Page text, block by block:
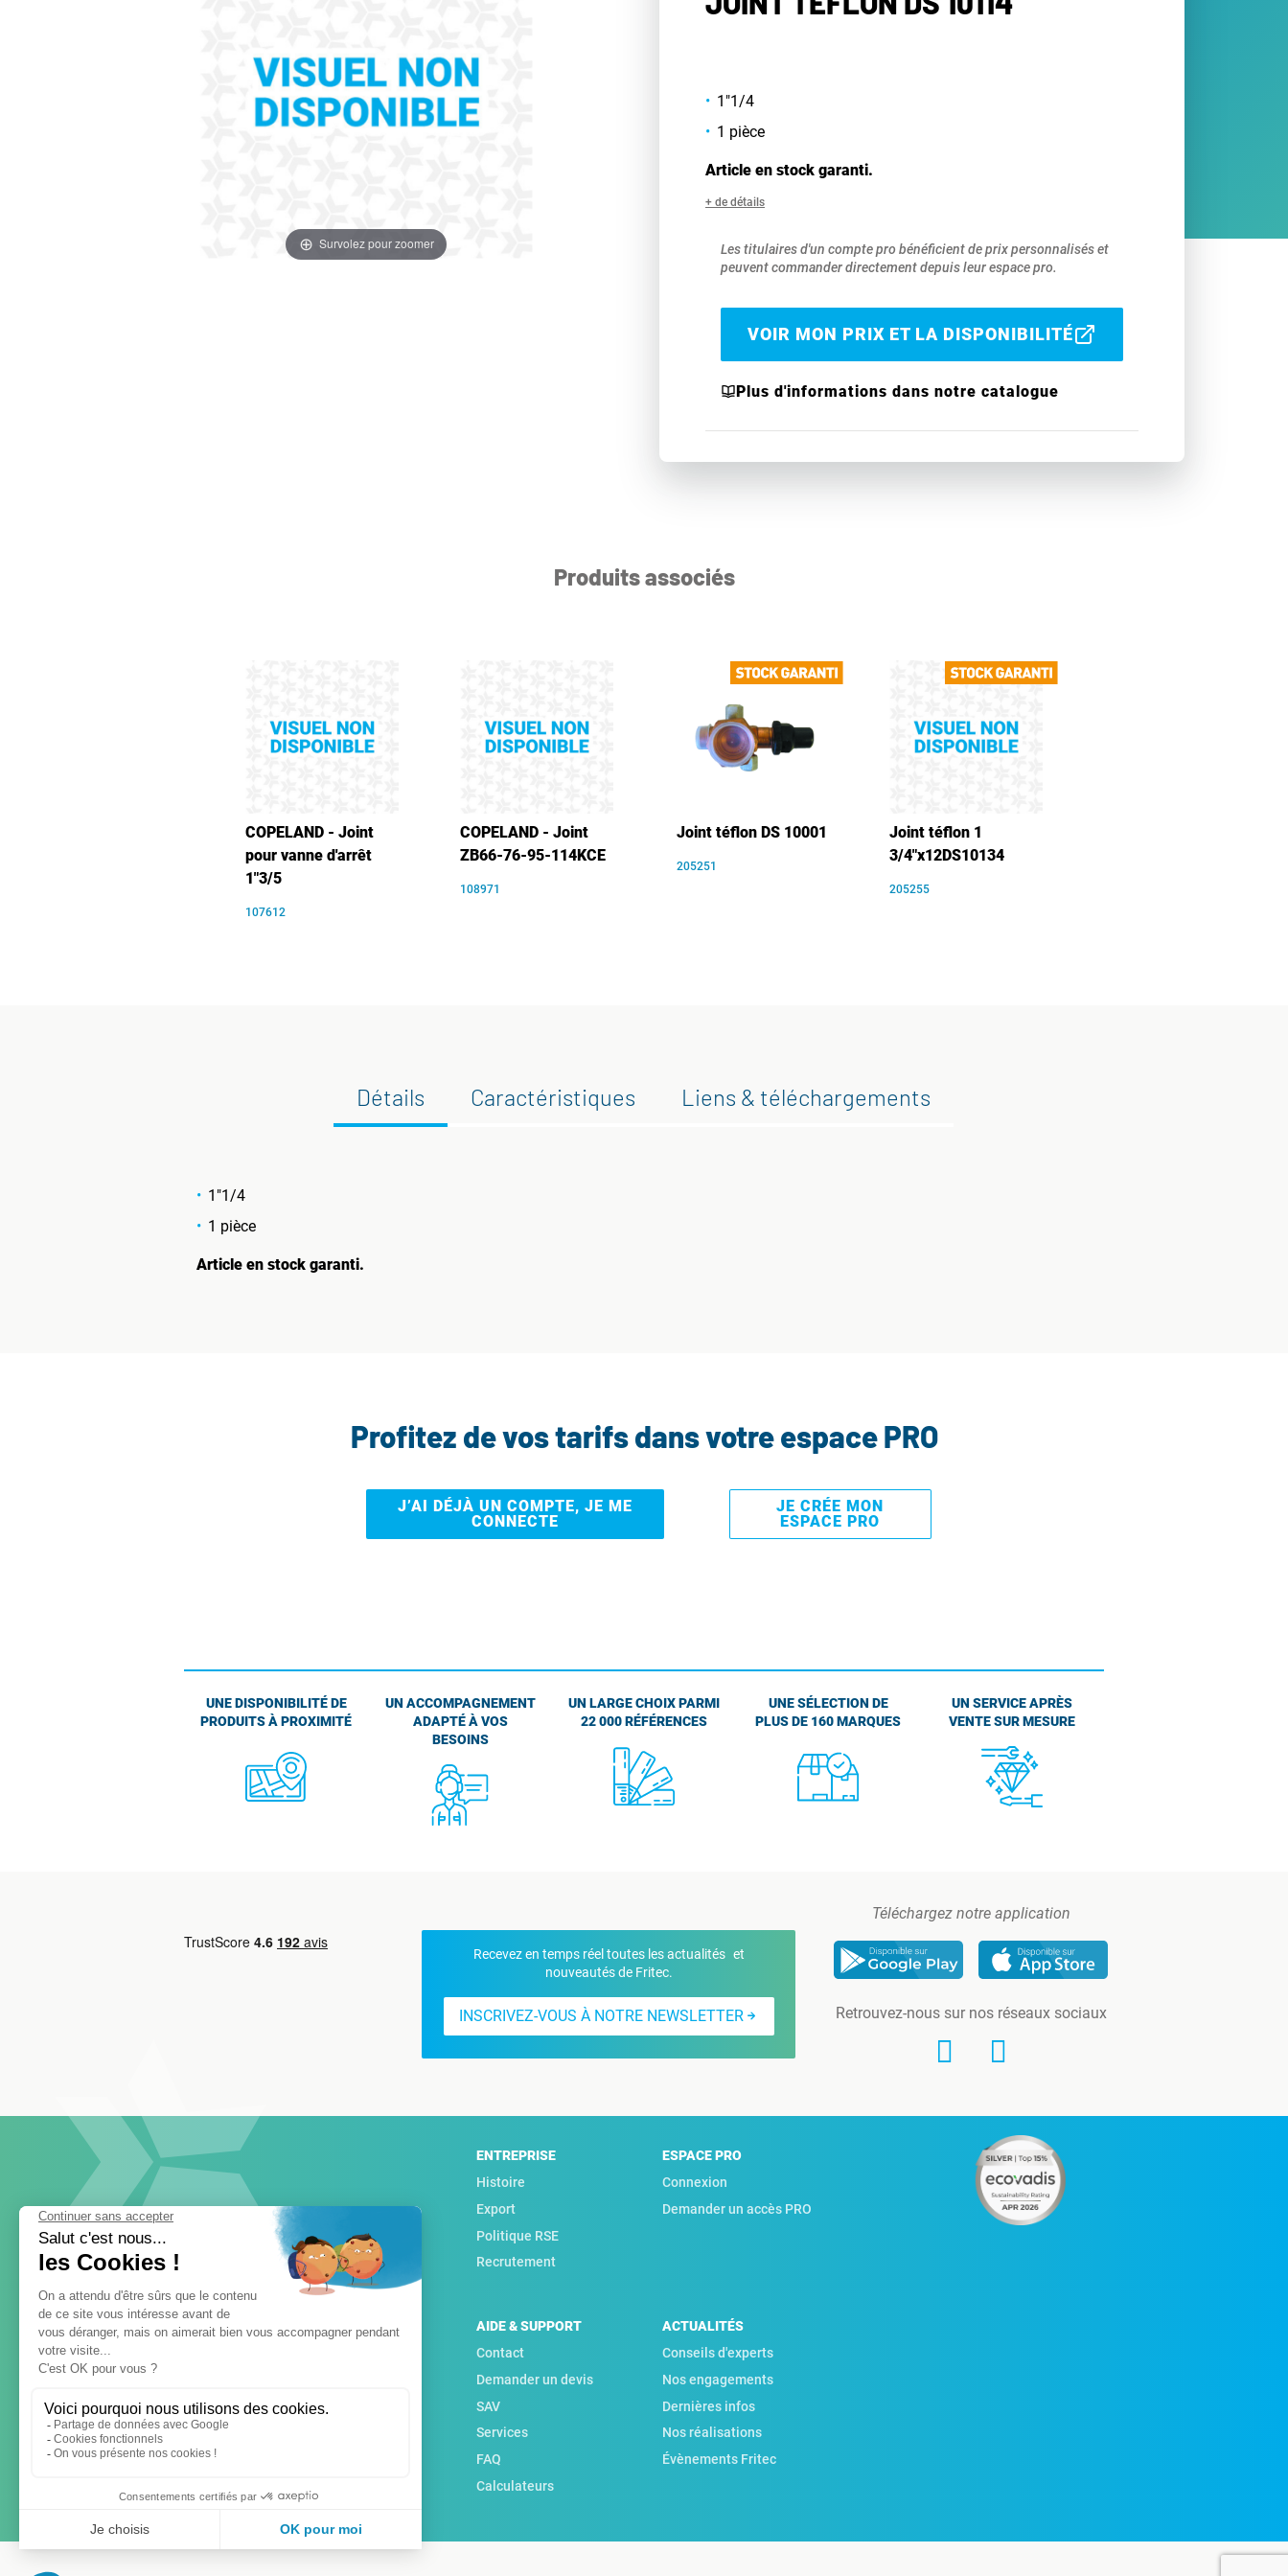
Survolez pour zoomer
1"1/4
1 pièce
Article en stock garanti.
+ de détails
Les titulaires d'un compte pro bénéficient de prix personnalisés et
peuvent commander directement depuis leur espace pro.
VOIR MON PRIX ET LA DISPONIBILITÉ
Plus d'informations dans notre catalogue
Produits associés
COPELAND - Joint
pour vanne d'arrêt
1"3/5
107612
COPELAND - Joint
ZB66-76-95-114KCE
108971
Joint téflon DS 10001
205251
Joint téflon 1
3/4"x12DS10134
205255
Détails Caractéristiques Liens & téléchargements
1"1/4
1 pièce
Article en stock garanti.
Profitez de vos tarifs dans votre espace PRO
J’AI DÉJÀ UN COMPTE, JE ME
CONNECTE
JE CRÉE MON
ESPACE PRO
UNE DISPONIBILITÉ DE
PRODUITS À PROXIMITÉ
UN ACCOMPAGNEMENT
ADAPTÉ À VOS
BESOINS
UN LARGE CHOIX PARMI
22 000 RÉFÉRENCES
UNE SÉLECTION DE
PLUS DE 160 MARQUES
UN SERVICE APRÈS
VENTE SUR MESURE
Recevez en temps réel toutes les actualités et
nouveautés de Fritec.
INSCRIVEZ-VOUS À NOTRE NEWSLETTER
Téléchargez notre application
Retrouvez-nous sur nos réseaux sociaux
ENTREPRISE
Histoire
Export
Politique RSE
Recrutement
ESPACE PRO
Connexion
Demander un accès PRO
AIDE & SUPPORT
Contact
Demander un devis
SAV
Services
FAQ
Calculateurs
ACTUALITÉS
Conseils d'experts
Nos engagements
Dernières infos
Nos réalisations
Évènements Fritec